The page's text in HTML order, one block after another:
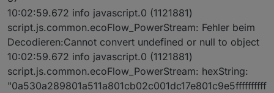
10:02:59.672 info javascript.0 (1121881)
script.js.common.ecoFlow_PowerStream: Fehler beim
Decodieren:Cannot convert undefined or null to object
10:02:59.672 info javascript.0 (1121881)
script.js.common.ecoFlow_PowerStream: hexString:
"0a530a289801a511a801cb02c001dc17e801c9e5ffffffffff